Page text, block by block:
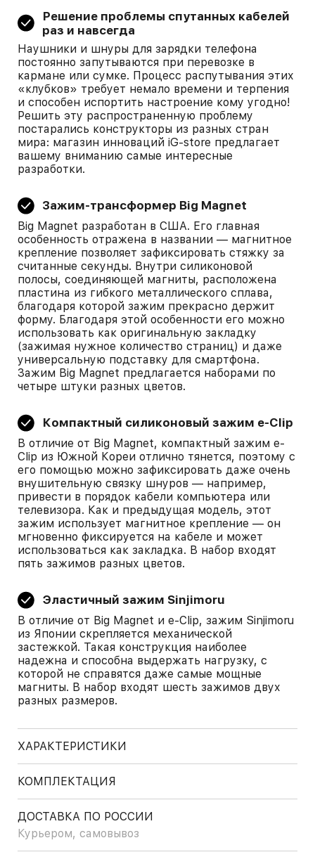
Решение проблемы спутанных кабелей
раз и навсегда
Наушники и шнуры для зарядки телефона
постоянно запутываются при перевозке в
кармане или сумке. Процесс распутывания этих
«клубков» требует немало времени и терпения
и способен испортить настроение кому угодно!
Решить эту распространенную проблему
постарались конструкторы из разных стран
мира: магазин инноваций iG-store предлагает
вашему вниманию самые интересные
разработки.
Зажим-трансформер Big Magnet
Big Magnet разработан в США. Его главная
особенность отражена в названии — магнитное
крепление позволяет зафиксировать стяжку за
считанные секунды. Внутри силиконовой
полосы, соединяющей магниты, расположена
пластина из гибкого металлического сплава,
благодаря которой зажим прекрасно держит
форму. Благодаря этой особенности его можно
использовать как оригинальную закладку
(зажимая нужное количество страниц) и даже
универсальную подставку для смартфона.
Зажим Big Magnet предлагается наборами по
четыре штуки разных цветов.
Компактный силиконовый зажим e-Clip
В отличие от Big Magnet, компактный зажим e-
Clip из Южной Кореи отлично тянется, поэтому с
его помощью можно зафиксировать даже очень
внушительную связку шнуров — например,
привести в порядок кабели компьютера или
телевизора. Как и предыдущая модель, этот
зажим использует магнитное крепление — он
мгновенно фиксируется на кабеле и может
использоваться как закладка. В набор входят
пять зажимов разных цветов.
Эластичный зажим Sinjimoru
В отличие от Big Magnet и e-Clip, зажим Sinjimoru
из Японии скрепляется механической
застежкой. Такая конструкция наиболее
надежна и способна выдержать нагрузку, с
которой не справятся даже самые мощные
магниты. В набор входят шесть зажимов двух
разных размеров.
ХАРАКТЕРИСТИКИ
КОМПЛЕКТАЦИЯ
ДОСТАВКА ПО РОССИИ
Курьером, самовывоз